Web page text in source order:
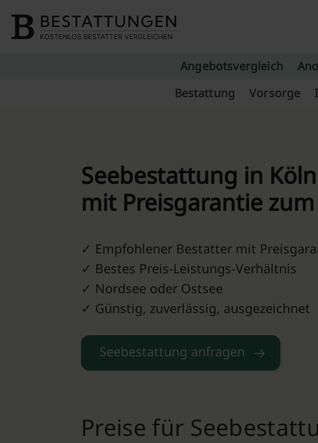
Angebotsvergleich
Bestattung
Vorsorge
Seebestattung in
mit Preisgarantie
✓ Empfohlener Bestatter mit
✓ Bestes Preis-Leistungs-Verhältnis
✓ Nordsee oder Ostsee
✓ Günstig, zuverlässig, ausgezeichnet
Seebestattung anfragen
Preise für